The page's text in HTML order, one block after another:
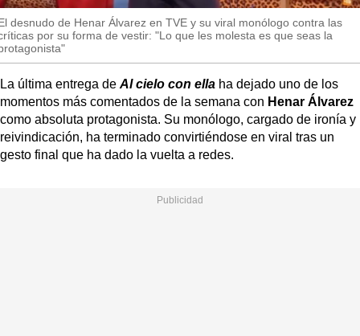
desnudo de Henar Álvarez en TVE y su viral monólogo contra las
por su forma de vestir: "Lo que les molesta es que seas la
La última entrega de Al cielo con ella ha dejado uno de los
momentos más comentados de la semana con Henar Álvarez
como absoluta protagonista. Su monólogo, cargado de ironía y
reivindicación, ha terminado convirtiéndose en viral tras un
gesto final que ha dado la vuelta a redes.